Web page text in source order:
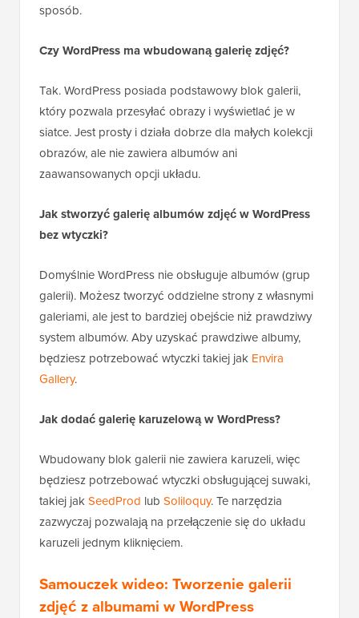
sposób.
Czy WordPress ma wbudowaną galerię zdjęć?
Tak. WordPress posiada podstawowy blok galerii,
który pozwala przesyłać obrazy i wyświetlać je w
siatce. Jest prosty i działa dobrze dla małych kolekcji
obrazów, ale nie zawiera albumów ani
zaawansowanych opcji układu.
Jak stworzyć galerię albumów zdjęć w WordPress
bez wtyczki?
Domyślnie WordPress nie obsługuje albumów (grup
galerii). Możesz tworzyć oddzielne strony z własnymi
galeriami, ale jest to bardziej obejście niż prawdziwy
system albumów. Aby uzyskać prawdziwe albumy,
będziesz potrzebować wtyczki takiej jak Envira
Gallery.
Jak dodać galerię karuzelową w WordPress?
Wbudowany blok galerii nie zawiera karuzeli, więc
będziesz potrzebować wtyczki obsługującej suwaki,
takiej jakSeedProd lub Soliloquy. Te narzędzia
zazwyczaj pozwalają na przełączenie się do układu
karuzeli jednym kliknięciem.
Samouczek wideo: Tworzenie galerii
zdjęć z albumami w WordPress